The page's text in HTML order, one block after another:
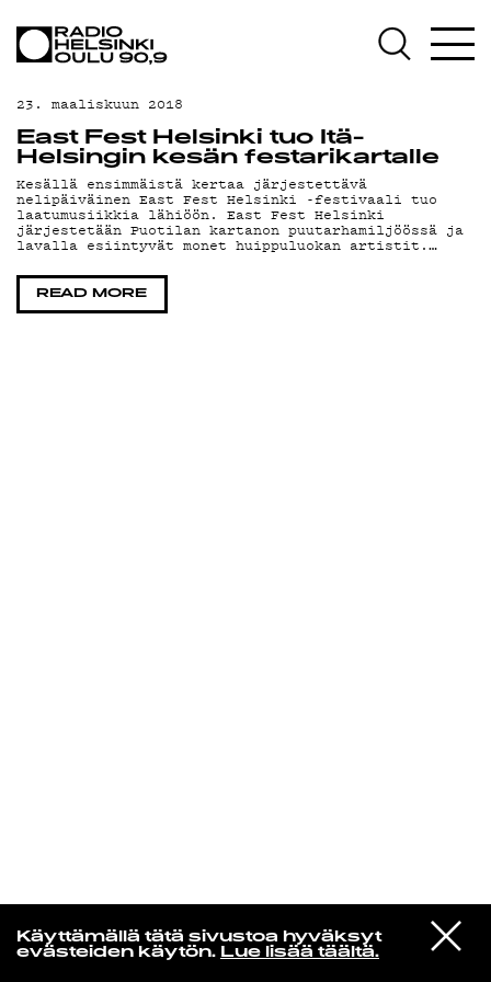
Käyttämällä tätä sivustoa hyväksyt
evästeiden käytön. Lue lisää täältä.
VIESTI
STUDIOON
Mariya Takeuchi
シェットランドに頬をうずめて
AJANKOHTAISTA
OHJELMAT
TEKIJÄT
ON-DEMAND
PODCAST
MAINOSTA
23. maaliskuun 2018
East Fest Helsinki tuo Itä-
Helsingin kesän festarikartalle
Kesällä ensimmäistä kertaa järjestettävä
nelipäiväinen East Fest Helsinki -festivaali tuo
laatumusiikkia lähiöön. East Fest Helsinki
järjestetään Puotilan kartanon puutarhamiljöössä ja
lavalla esiintyvät monet huippuluokan artistit.…
READ MORE